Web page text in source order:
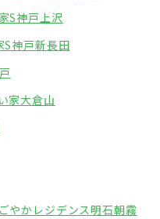
S神戸上沢
S神戸新長田
家大倉山
やかレジデンス明石朝霧